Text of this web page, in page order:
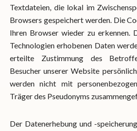
Textdateien, die lokal im
Browsers gespeichert werden. Die
Ihren Browser wieder zu erkennen.
Technologien erhobenen Daten
erteilte Zustimmung des
Besucher unserer Website
werden nicht mit
Träger des Pseudonyms
Der Datenerhebung und -